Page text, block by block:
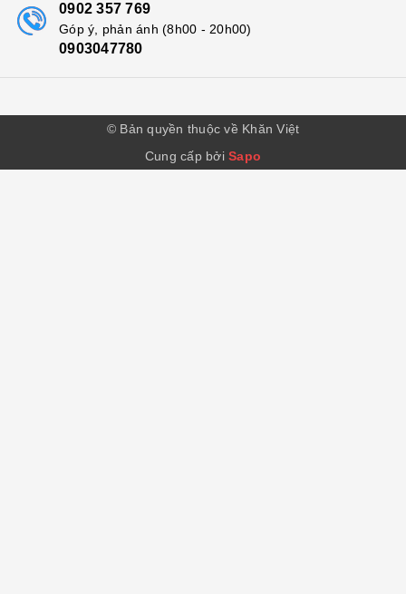
0902 357 769
Góp ý, phản ánh (8h00 - 20h00)
0903047780
© Bản quyền thuộc về Khăn Việt
Cung cấp bởiSapo